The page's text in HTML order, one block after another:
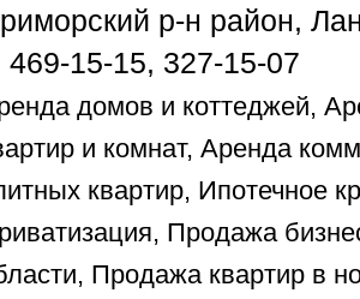
р-н район,
469-15-15, 327-15-07
домов и коттеджей,
и комнат, Аренда
квартир, Ипотечное
Продажа
Продажа квартир в